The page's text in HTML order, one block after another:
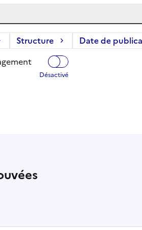
Structure Date de